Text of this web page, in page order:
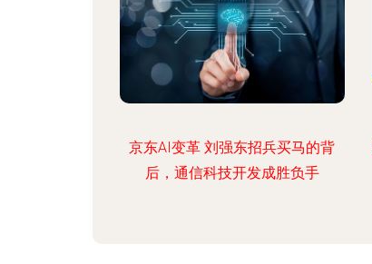
京东AI变革 刘强东招兵买马的背
后，通信科技开发成胜负手